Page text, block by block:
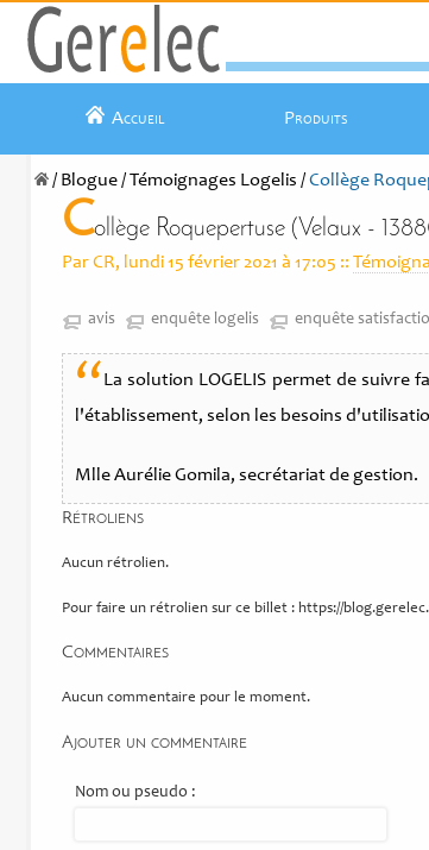
Accueil Produits
/ Blogue/Témoignages Logelis /Collège
Collège Roquepertuse (Velaux -
Par CR, lundi 15 février 2021 à 17:05 ::
avis enquête logelis enquête
“ La solution LOGELIS permet de
l'établissement, selon les besoins
Mlle Aurélie Gomila, secrétariat de gestion.
Rétroliens
Aucun rétrolien.
Pour faire un rétrolien sur ce billet : https://
Commentaires
Aucun commentaire pour le moment.
Ajouter un commentaire
Nom ou pseudo :